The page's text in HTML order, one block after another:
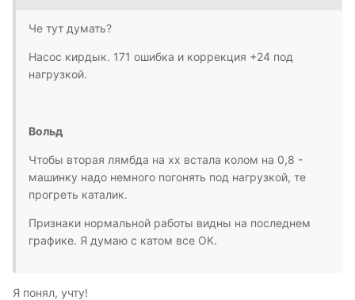
Че тут думать?
Насос кирдык. 171 ошибка и коррекция +24 под
нагрузкой.
Вольд
Чтобы вторая лямбда на хх встала колом на 0,8 -
машинку надо немного погонять под нагрузкой, те
прогреть каталик.
Признаки нормальной работы видны на последнем
графике. Я думаю с катом все ОК.
Я понял, учту!